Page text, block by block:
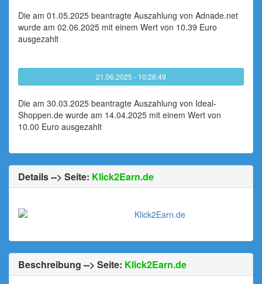
Die am 01.05.2025 beantragte Auszahlung von Adnade.net
wurde am 02.06.2025 mit einem Wert von 10.39 Euro
ausgezahlt
21.06.2025 - 10:26:49
Die am 30.03.2025 beantragte Auszahlung von Ideal-
Shoppen.de wurde am 14.04.2025 mit einem Wert von
10.00 Euro ausgezahlt
Details --> Seite: Klick2Earn.de
Beschreibung --> Seite: Klick2Earn.de